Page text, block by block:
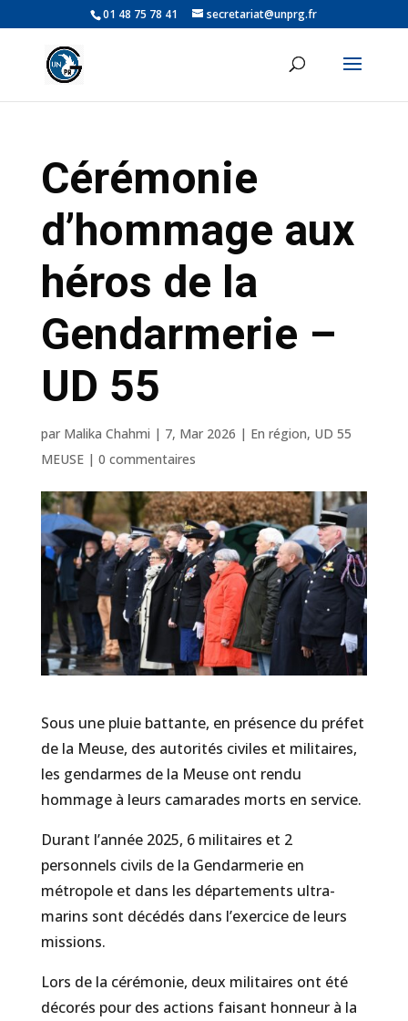
01 48 75 78 41 secretariat@unprg.fr
Cérémonie
d’hommage aux
héros de la
Gendarmerie –
UD 55
par Malika Chahmi | 7, Mar 2026 | En région, UD 55
MEUSE| 0 commentaires
Sous une pluie battante, en présence du préfet
de la Meuse, des autorités civiles et militaires,
les gendarmes de la Meuse ont rendu
hommage à leurs camarades morts en service.
Durant l’année 2025, 6 militaires et 2
personnels civils de la Gendarmerie en
métropole et dans les départements ultra-
marins sont décédés dans l’exercice de leurs
missions.
Lors de la cérémonie, deux militaires ont été
décorés pour des actions faisant honneur à la